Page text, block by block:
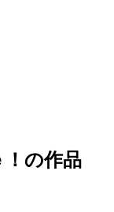
！の作品